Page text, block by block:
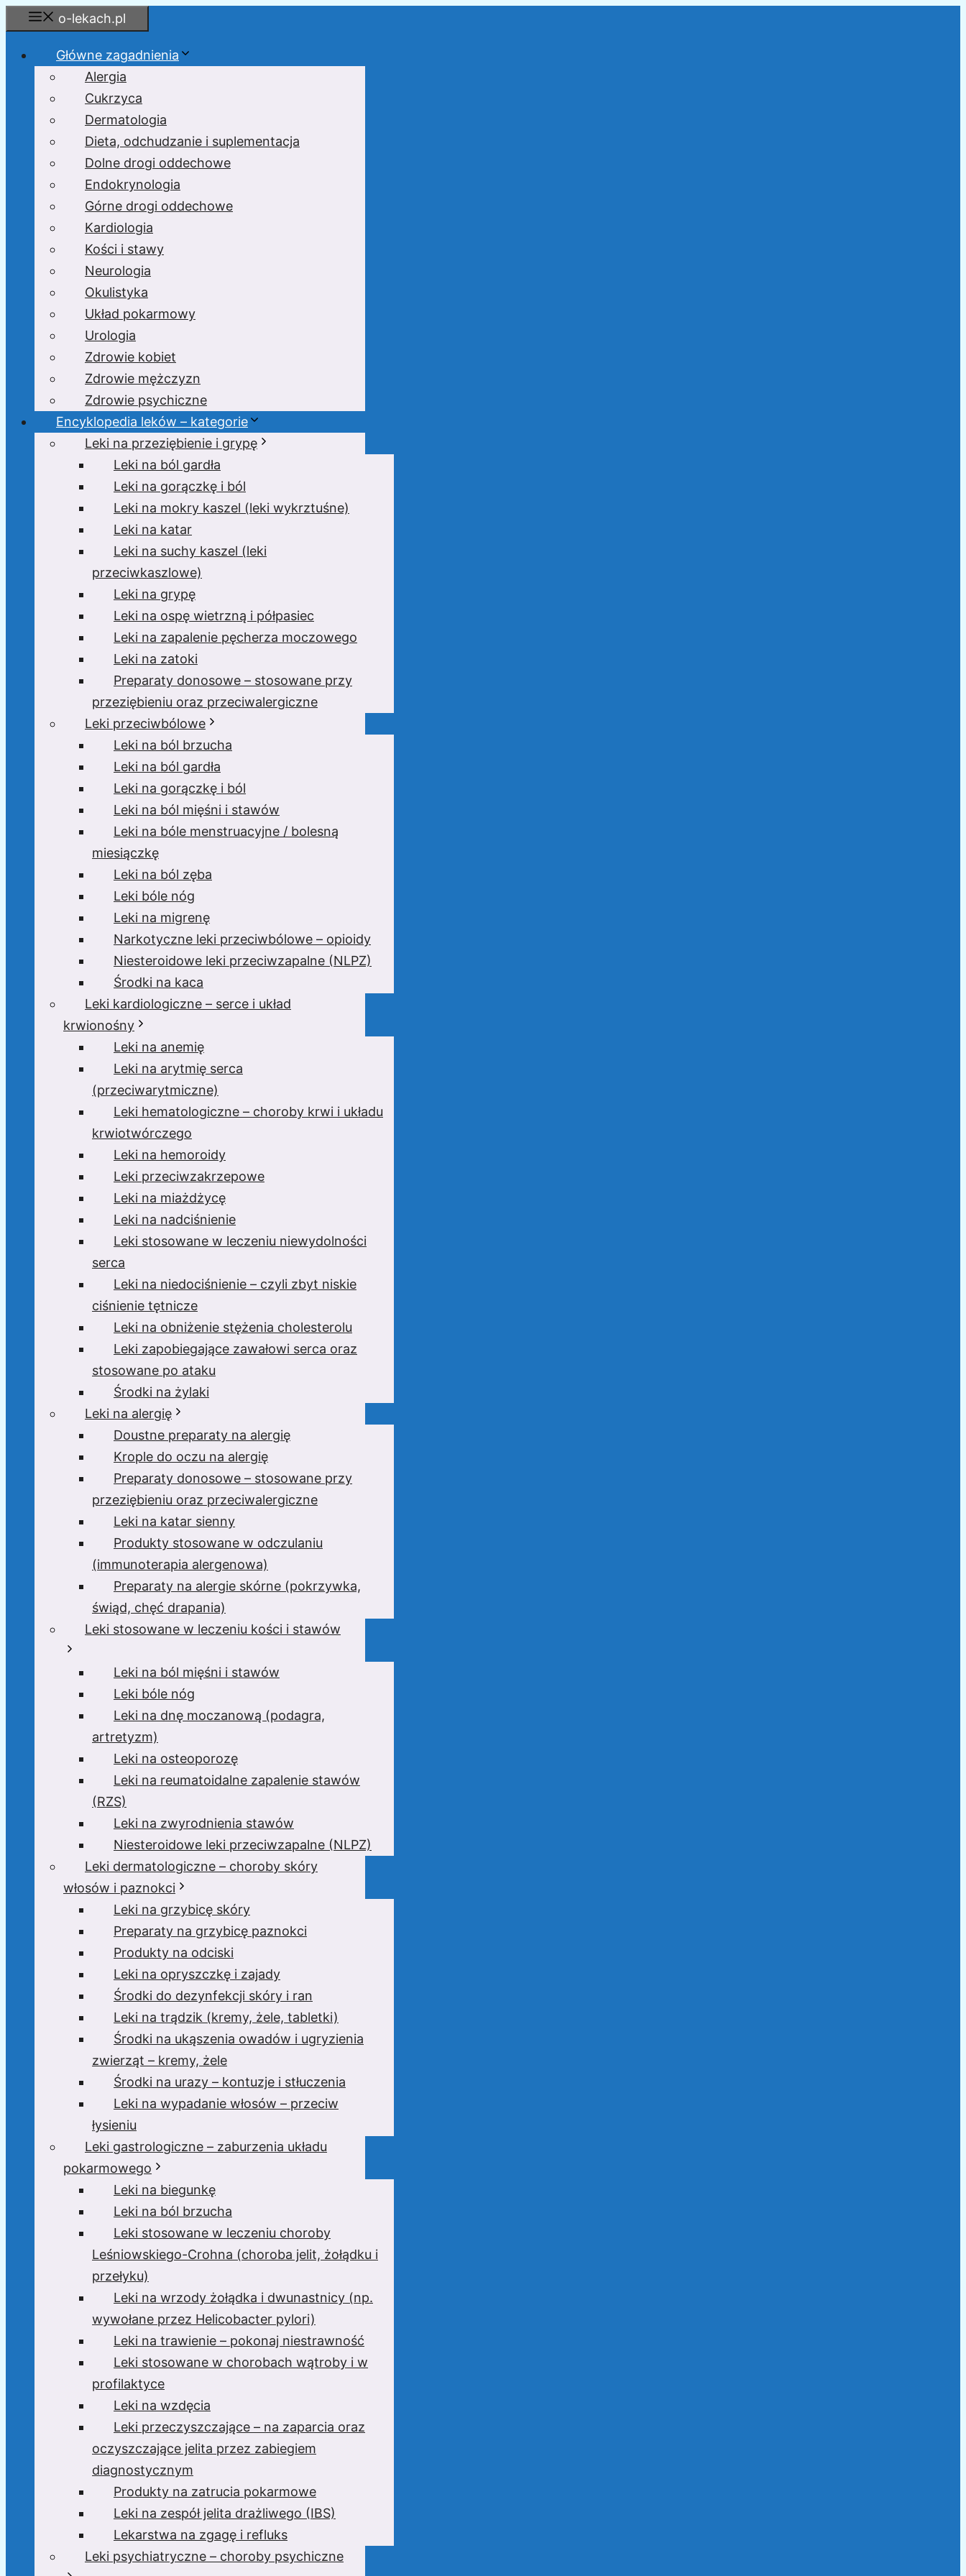
Przejdź
do
o-lekach.pl
Główne zagadnienia
Alergia
Cukrzyca
Dermatologia
Dieta, odchudzanie i suplementacja
Dolne drogi oddechowe
Endokrynologia
Górne drogi oddechowe
Kardiologia
Kości i stawy
Neurologia
Okulistyka
Układ pokarmowy
Urologia
Zdrowie kobiet
Zdrowie mężczyzn
Zdrowie psychiczne
Encyklopedia leków – kategorie
Leki na przeziębienie i grypę
Leki na ból gardła
Leki na gorączkę i ból
Leki na mokry kaszel (leki wykrztuśne)
Leki na katar
Leki na suchy kaszel (leki
przeciwkaszlowe)
Leki na grypę
Leki na ospę wietrzną i półpasiec
Leki na zapalenie pęcherza moczowego
Leki na zatoki
Preparaty donosowe – stosowane przy
przeziębieniu oraz przeciwalergiczne
Leki przeciwbólowe
Leki na ból brzucha
Leki na ból gardła
Leki na gorączkę i ból
Leki na ból mięśni i stawów
Leki na bóle menstruacyjne / bolesną
miesiączkę
Leki na ból zęba
Leki bóle nóg
Leki na migrenę
Narkotyczne leki przeciwbólowe – opioidy
Niesteroidowe leki przeciwzapalne (NLPZ)
Środki na kaca
Leki kardiologiczne – serce i układ
krwionośny
Leki na anemię
Leki na arytmię serca
(przeciwarytmiczne)
Leki hematologiczne – choroby krwi i układu
krwiotwórczego
Leki na hemoroidy
Leki przeciwzakrzepowe
Leki na miażdżycę
Leki na nadciśnienie
Leki stosowane w leczeniu niewydolności
serca
Leki na niedociśnienie – czyli zbyt niskie
ciśnienie tętnicze
Leki na obniżenie stężenia cholesterolu
Leki zapobiegające zawałowi serca oraz
stosowane po ataku
Środki na żylaki
Leki na alergię
Doustne preparaty na alergię
Krople do oczu na alergię
Preparaty donosowe – stosowane przy
przeziębieniu oraz przeciwalergiczne
Leki na katar sienny
Produkty stosowane w odczulaniu
(immunoterapia alergenowa)
Preparaty na alergie skórne (pokrzywka,
świąd, chęć drapania)
Leki stosowane w leczeniu kości i stawów
Leki na ból mięśni i stawów
Leki bóle nóg
Leki na dnę moczanową (podagra,
artretyzm)
Leki na osteoporozę
Leki na reumatoidalne zapalenie stawów
(RZS)
Leki na zwyrodnienia stawów
Niesteroidowe leki przeciwzapalne (NLPZ)
Leki dermatologiczne – choroby skóry
włosów i paznokci
Leki na grzybicę skóry
Preparaty na grzybicę paznokci
Produkty na odciski
Leki na opryszczkę i zajady
Środki do dezynfekcji skóry i ran
Leki na trądzik (kremy, żele, tabletki)
Środki na ukąszenia owadów i ugryzienia
zwierząt – kremy, żele
Środki na urazy – kontuzje i stłuczenia
Leki na wypadanie włosów – przeciw
łysieniu
Leki gastrologiczne – zaburzenia układu
pokarmowego
Leki na biegunkę
Leki na ból brzucha
Leki stosowane w leczeniu choroby
Leśniowskiego-Crohna (choroba jelit, żołądku i
przełyku)
Leki na wrzody żołądka i dwunastnicy (np.
wywołane przez Helicobacter pylori)
Leki na trawienie – pokonaj niestrawność
Leki stosowane w chorobach wątroby i w
profilaktyce
Leki na wzdęcia
Leki przeczyszczające – na zaparcia oraz
oczyszczające jelita przez zabiegiem
diagnostycznym
Produkty na zatrucia pokarmowe
Leki na zespół jelita drażliwego (IBS)
Lekarstwa na zgagę i refluks
Leki psychiatryczne – choroby psychiczne